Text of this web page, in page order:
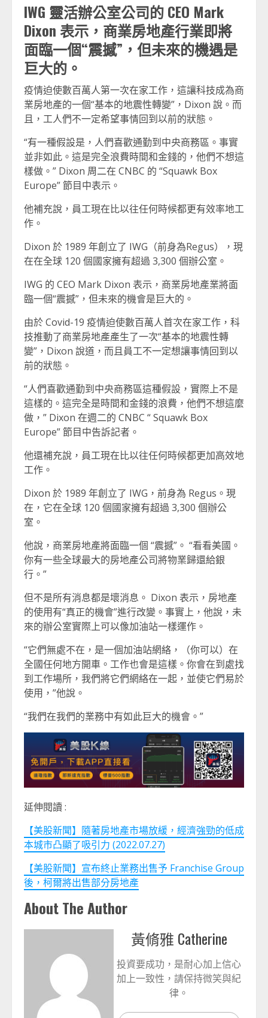
IWG 靈活辦公室公司的 CEO Mark
Dixon 表示，商業房地產行業即將
面臨一個“震撼”，但未來的機遇是
巨大的。
疫情迫使數百萬人第一次在家工作，這讓科技成為商
業房地產的一個“基本的地震性轉變”，Dixon 說。而
且，工人們不一定希望事情回到以前的狀態。
“有一種假設是，人們喜歡通勤到中央商務區。事實
並非如此。這是完全浪費時間和金錢的，他們不想這
樣做。” Dixon 周二在 CNBC 的 “Squawk Box
Europe” 節目中表示。
他補充說，員工現在比以往任何時候都更有效率地工
作。
Dixon 於 1989 年創立了 IWG（前身為Regus），現
在在全球 120 個國家擁有超過 3,300 個辦公室。
IWG 的 CEO Mark Dixon 表示，商業房地產業將面
臨一個“震撼”，但未來的機會是巨大的。
由於 Covid-19 疫情迫使數百萬人首次在家工作，科
技推動了商業房地產產生了一次“基本的地震性轉
變”，Dixon 說道，而且員工不一定想讓事情回到以
前的狀態。
“人們喜歡通勤到中央商務區這種假設，實際上不是
這樣的。這完全是時間和金錢的浪費，他們不想這麼
做，” Dixon 在週二的 CNBC “ Squawk Box
Europe” 節目中告訴記者。
他還補充說，員工現在比以往任何時候都更加高效地
工作。
Dixon 於 1989 年創立了 IWG，前身為 Regus。現
在，它在全球 120 個國家擁有超過 3,300 個辦公
室。
他說，商業房地產將面臨一個 “震撼”。 “看看美國。
你有一些全球最大的房地產公司將物業歸還給銀
行。”
但不是所有消息都是壞消息。 Dixon 表示，房地產
的使用有“真正的機會”進行改變。事實上，他說，未
來的辦公室實際上可以像加油站一樣運作。
“它們無處不在，是一個加油站網絡，（你可以）在
全國任何地方開車。工作也會是這樣。你會在到處找
到工作場所，我們將它們網絡在一起，並使它們易於
使用，”他說。
“我們在我們的業務中有如此巨大的機會。”
延伸閱讀 :
【美股新聞】隨著房地產市場放緩，經濟強勁的低成
本城市凸顯了吸引力 (2022.07.27)
【美股新聞】宣布終止業務出售予 Franchise Group
後，柯爾將出售部分房地產
About The Author
黃脩雅 Catherine
投資要成功，是耐心加上信心
加上一致性，請保持微笑與紀
律。